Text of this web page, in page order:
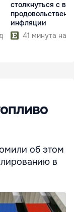
столкнуться с
инфляции
41 минута
об этом
в